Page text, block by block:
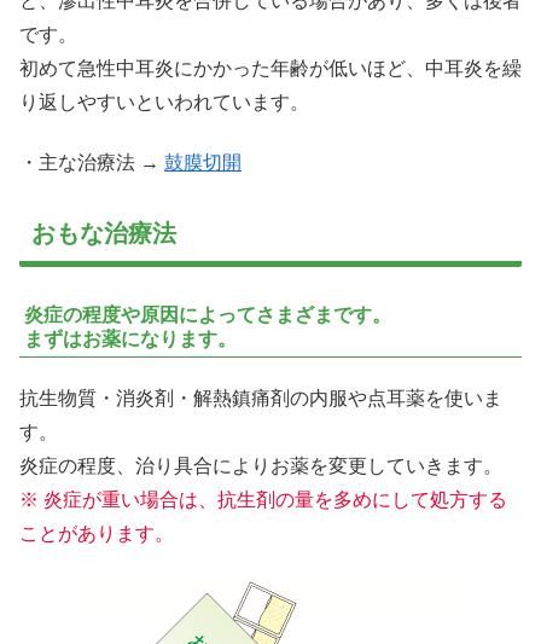
です。
初めて急性中耳炎にかかった年齢が低いほど、中耳炎を繰
り返しやすいといわれています。
・主な治療法 → 鼓膜切開
おもな治療法
炎症の程度や原因によってさまざまです。
まずはお薬になります。
抗生物質・消炎剤・解熱鎮痛剤の内服や点耳薬を使いま
す。
炎症の程度、治り具合によりお薬を変更していきます。
※ 炎症が重い場合は、抗生剤の量を多めにして処方する
ことがあります。